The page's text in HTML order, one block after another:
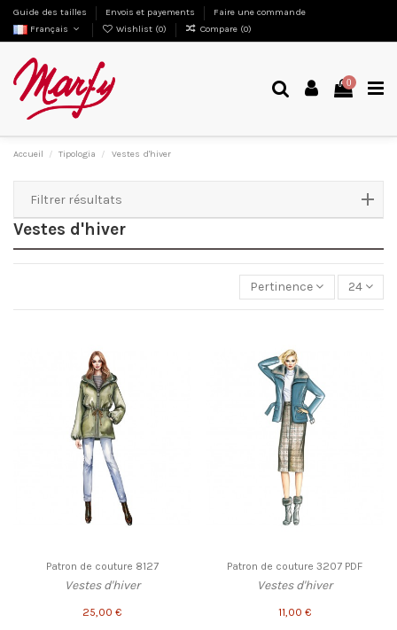
Guide des tailles Envois et payements
Faire une commande
Français
Wishlist (0) Compare (0)
0
Accueil Tipologia Vestes d'hiver
Vestes d'hiver
Pertinence 24
Patron de couture 8127
Vestes d'hiver
25,00 €
Patron de couture 3207 PDF
Vestes d'hiver
11,00 €
Filtrer résultats